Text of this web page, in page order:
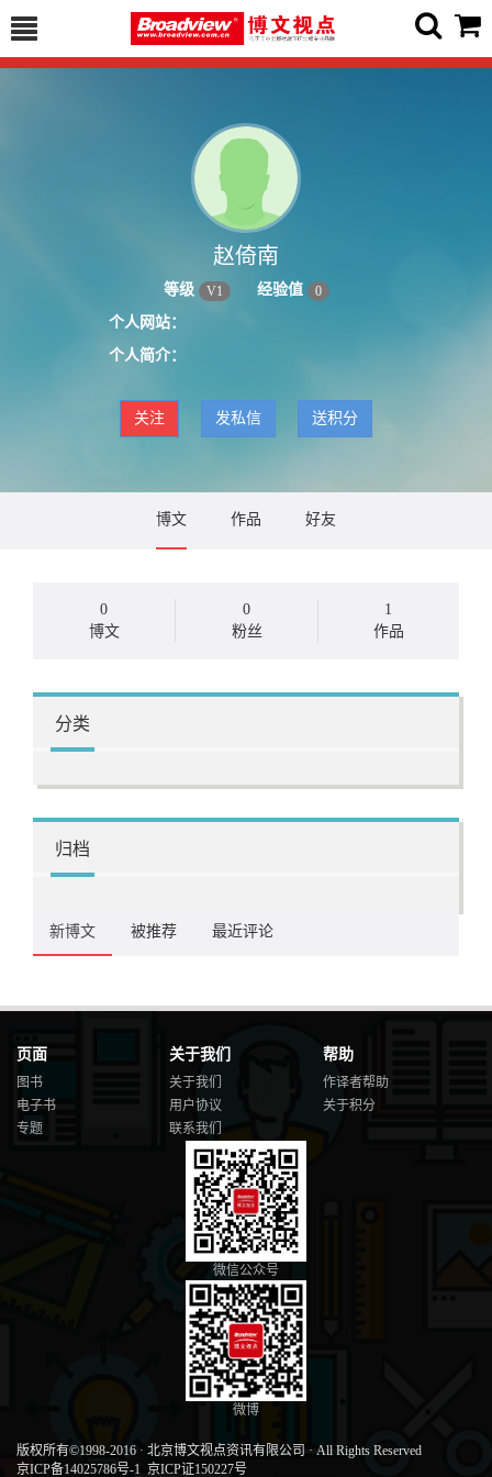
赵倚南
等级 V1 经验值 0
个人网站：
个人简介：
关注 发私信 送积分
博文 作品 好友
0
博文
0
粉丝
1
作品
分类
归档
新博文 被推荐 最近评论
页面
图书
电子书
专题
关于我们
关于我们
用户协议
联系我们
帮助
作译者帮助
关于积分
微信公众号
微博
版权所有©1998-2016 · 北京博文视点资讯有限公司 · All Rights Reserved
京ICP备14025786号-1 京ICP证150227号